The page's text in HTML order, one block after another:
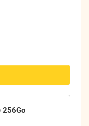
256Go